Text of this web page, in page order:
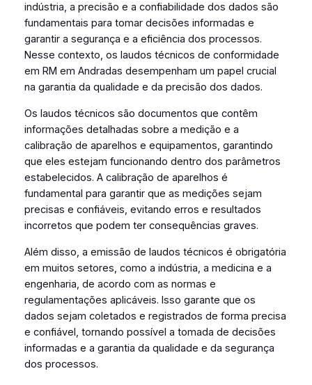
indústria, a precisão e a confiabilidade dos dados são
fundamentais para tomar decisões informadas e
garantir a segurança e a eficiência dos processos.
Nesse contexto, os laudos técnicos de conformidade
em RM em Andradas desempenham um papel crucial
na garantia da qualidade e da precisão dos dados.
Os laudos técnicos são documentos que contêm
informações detalhadas sobre a medição e a
calibração de aparelhos e equipamentos, garantindo
que eles estejam funcionando dentro dos parâmetros
estabelecidos. A calibração de aparelhos é
fundamental para garantir que as medições sejam
precisas e confiáveis, evitando erros e resultados
incorretos que podem ter consequências graves.
Além disso, a emissão de laudos técnicos é obrigatória
em muitos setores, como a indústria, a medicina e a
engenharia, de acordo com as normas e
regulamentações aplicáveis. Isso garante que os
dados sejam coletados e registrados de forma precisa
e confiável, tornando possível a tomada de decisões
informadas e a garantia da qualidade e da segurança
dos processos.